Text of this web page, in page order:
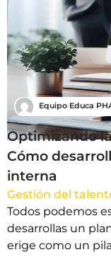
Equipo Educa
Optimizando
Cómo
interna
Gestión del
Todos podemos
desarrollas un
erige como un